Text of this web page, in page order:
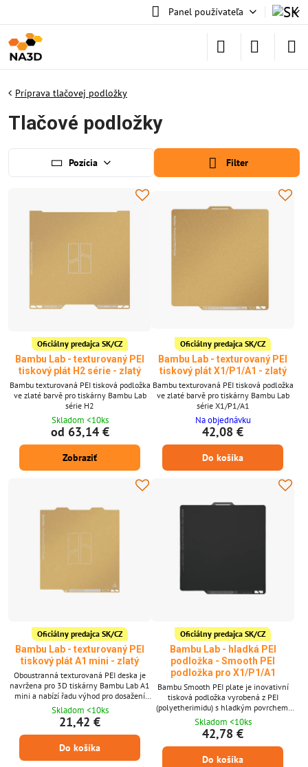
Panel používateľa
Príprava tlačovej podložky
Tlačové podložky
Pozícia Filter
Oficiálny predajca SK/CZ
Bambu Lab - texturovaný PEI
tiskový plát H2 série - zlatý
Bambu texturovaná PEI tisková podložka
ve zlaté barvě pro tiskárny Bambu Lab
série H2
Skladom <10ks
od 63,14 €
Zobraziť
Oficiálny predajca SK/CZ
Bambu Lab - texturovaný PEI
tiskový plát X1/P1/A1 - zlatý
Bambu texturovaná PEI tisková podložka
ve zlaté barvě pro tiskárny Bambu Lab
série X1/P1/A1
Na objednávku
42,08 €
Do košíka
Oficiálny predajca SK/CZ
Bambu Lab - texturovaný PEI
tiskový plát A1 mini - zlatý
Oboustranná texturovaná PEI deska je
navržena pro 3D tiskárny Bambu Lab A1
mini a nabízí řadu výhod pro dosažení
kvalitních a spolehlivých výtisků.
Skladom <10ks
21,42 €
Do košíka
Oficiálny predajca SK/CZ
Bambu Lab - hladká PEI
podložka - Smooth PEI
podložka pro X1/P1/A1
Bambu Smooth PEI plate je inovativní
tisková podložka vyrobená z PEI
(polyetherimidu) s hladkým povrchem.
Nabízí vynikající přilnavost pro širokou
škálu filamentů, včetně ABS, PLA, PETG
a TPU. Díky snadnému odlepování
výtisků a odolnosti proti vysokým
teplotám je ideální pro náročné 3D
Skladom <10ks
42,78 €
Do košíka